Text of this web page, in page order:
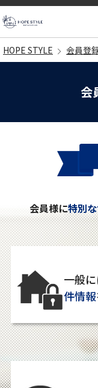
HOPE STYLE 会員登
会
会員様に特別
一般
件情報